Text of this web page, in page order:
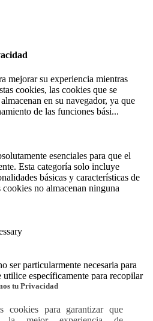
tu Privacidad
cookies para garantizar que
mejorar su experiencia mientras
cookies, las cookies que se
en su navegador, ya que
de las funciones bási...
esenciales para que el
Esta categoría solo incluye
básicas y características de
no almacenan ninguna
ser particularmente necesaria para
específicamente para recopilar
de análisis, anuncios y otros
cookie no necesaria.